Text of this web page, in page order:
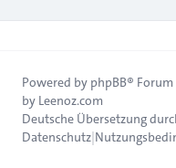
Powered by phpBB®
by Leenoz.com
Deutsche Übersetzung
Datenschutz|